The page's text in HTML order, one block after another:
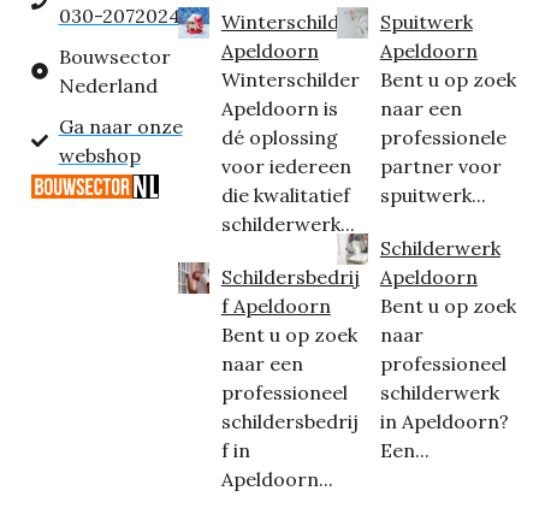
030-2072024
Bouwsector
Nederland
Ga naar onze
webshop
Winterschilder
Apeldoorn
Winterschilder
Apeldoorn is
dé oplossing
voor iedereen
die kwalitatief
schilderwerk...
Schildersbedrij
f Apeldoorn
Bent u op zoek
naar een
professioneel
schildersbedrij
f in
Apeldoorn...
Spuitwerk
Apeldoorn
Bent u op zoek
naar een
professionele
partner voor
spuitwerk...
Schilderwerk
Apeldoorn
Bent u op zoek
naar
professioneel
schilderwerk
in Apeldoorn?
Een...